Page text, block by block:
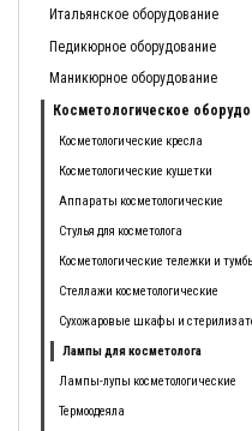
Итальянское оборудование
Педикюрное оборудование
Маникюрное оборудование
Косметологическое
Косметологические кресла
Косметологические кушетки
Аппараты косметологические
Стулья для косметолога
Косметологические тележки и
Стеллажи косметологические
Сухожаровые шкафы и
Лампы для косметолога
Лампы-лупы косметологические
Термоодеяла